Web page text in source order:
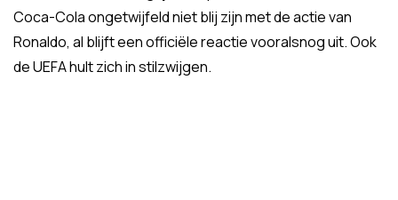
Coca-Cola ongetwijfeld niet blij zijn met de actie van
Ronaldo, al blijft een officiële reactie vooralsnog uit. Ook
de UEFA hult zich in stilzwijgen.